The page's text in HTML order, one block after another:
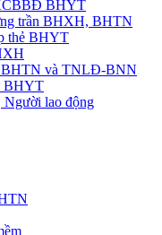
BHYT
trần BHXH, BHTN
thẻ BHYT
và TNLĐ-BNN
BHYT
lao động